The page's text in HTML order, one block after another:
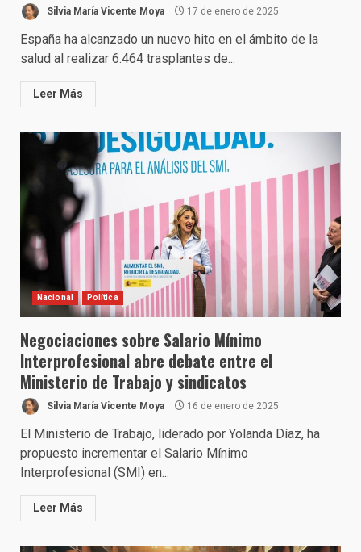
Silvia María Vicente Moya 17 de enero de 2025
España ha alcanzado un nuevo hito en el ámbito de la
salud al realizar 6.464 trasplantes de...
Leer Más
Nacional Política
Negociaciones sobre Salario Mínimo
Interprofesional abre debate entre el
Ministerio de Trabajo y sindicatos
Silvia María Vicente Moya 16 de enero de 2025
El Ministerio de Trabajo, liderado por Yolanda Díaz, ha
propuesto incrementar el Salario Mínimo
Interprofesional (SMI) en...
Leer Más